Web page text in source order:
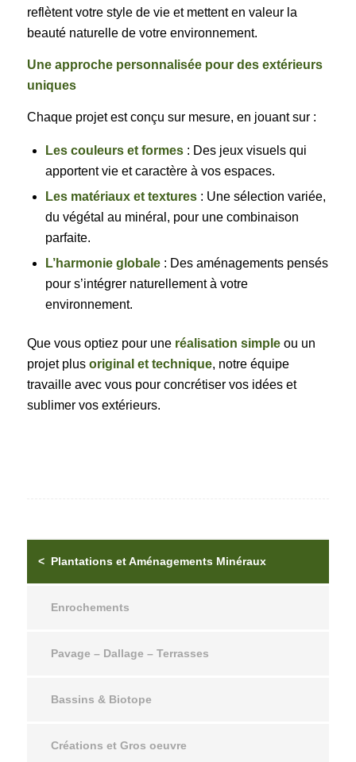
reflètent votre style de vie et mettent en valeur la
beauté naturelle de votre environnement.
Une approche personnalisée pour des extérieurs
uniques
Chaque projet est conçu sur mesure, en jouant sur :
Les couleurs et formes: Des jeux visuels qui
apportent vie et caractère à vos espaces.
Les matériaux et textures: Une sélection variée,
du végétal au minéral, pour une combinaison
parfaite.
L’harmonie globale: Des aménagements pensés
pour s’intégrer naturellement à votre
environnement.
Que vous optiez pour une réalisation simpleou un
projet plus original et technique, notre équipe
travaille avec vous pour concrétiser vos idées et
sublimer vos extérieurs.
Plantations et Aménagements Minéraux
Enrochements
Pavage – Dallage – Terrasses
Bassins & Biotope
Créations et Gros oeuvre